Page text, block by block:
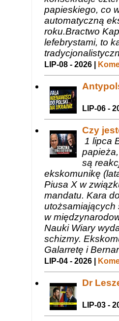
papieskiego, co
automatyczną
roku.Bractwo
lefebrystami, to
LIP-08 - 2026 |
LIP-06 -
Czy
1 lipca
są
ekskomunikę
Piusa X w
mandatu. Kara
utożsamiających
w
Nauki Wiary
schizmy.
Galarretę i
LIP-04 - 2026 |
Dr
LIP-03 -